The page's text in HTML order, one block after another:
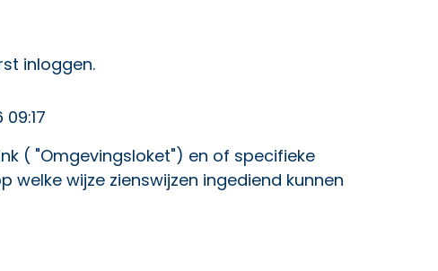
Facebook
op X
bericht op LinkedIn
inloggen.
( "Omgevingsloket") en of specifieke
welke wijze zienswijzen ingediend kunnen